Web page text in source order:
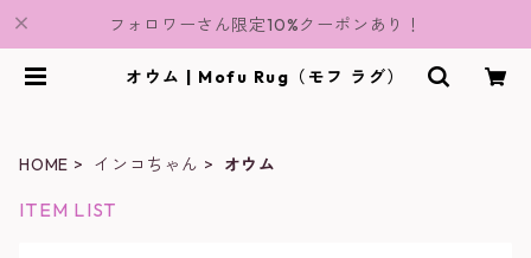
フォロワーさん限定10%クーポンあり！
オウム | Mofu Rug（モフ ラグ）
HOME インコちゃん オウム
ITEM LIST